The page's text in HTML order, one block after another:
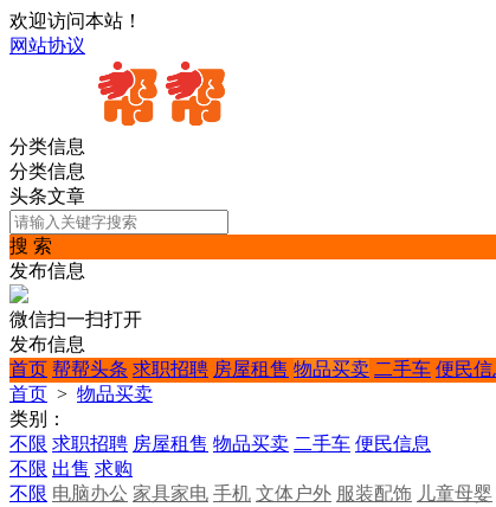
欢迎访问本站！
网站协议
分类信息
分类信息
头条文章
搜 索
发布信息
微信扫一扫打开
发布信息
首页 帮帮头条 求职招聘 房屋租售 物品买卖 二手车 便民信
首页 > 物品买卖
类别：
不限 求职招聘 房屋租售 物品买卖 二手车 便民信息
不限 出售 求购
不限 电脑办公 家具家电 手机 文体户外 服装配饰 儿童母婴